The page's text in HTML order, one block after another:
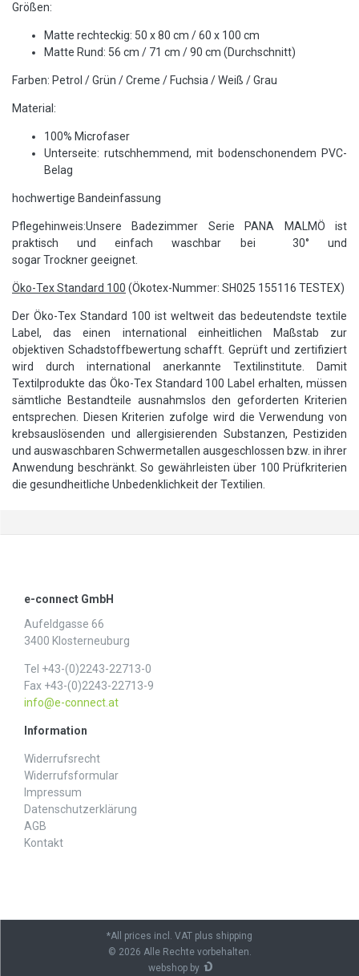
Größen:
Matte rechteckig: 50 x 80 cm / 60 x 100 cm
Matte Rund: 56 cm / 71 cm / 90 cm (Durchschnitt)
Farben: Petrol / Grün / Creme / Fuchsia / Weiß / Grau
Material:
100% Microfaser
Unterseite: rutschhemmend, mit bodenschonendem PVC-
Belag
hochwertige Bandeinfassung
Pflegehinweis:Unsere Badezimmer Serie PANA MALMÖ ist
praktisch und einfach waschbar bei 30° und
sogar Trockner geeignet.
Öko-Tex Standard 100 (Ökotex-Nummer: SH025 155116 TESTEX)
Der Öko-Tex Standard 100 ist weltweit das bedeutendste textile
Label, das einen international einheitlichen Maßstab zur
objektiven Schadstoffbewertung schafft. Geprüft und zertifiziert
wird durch international anerkannte Textilinstitute. Damit
Textilprodukte das Öko-Tex Standard 100 Label erhalten, müssen
sämtliche Bestandteile ausnahmslos den geforderten Kriterien
entsprechen. Diesen Kriterien zufolge wird die Verwendung von
krebsauslösenden und allergisierenden Substanzen, Pestiziden
und auswaschbaren Schwermetallen ausgeschlossen bzw. in ihrer
Anwendung beschränkt. So gewährleisten über 100 Prüfkriterien
die gesundheitliche Unbedenklichkeit der Textilien.
e-connect GmbH
Aufeldgasse 66
3400 Klosterneuburg
Tel +43-(0)2243-22713-0
Fax +43-(0)2243-22713-9
info@e-connect.at
Information
Widerrufs­recht
Widerrufs­formular
Impressum
Daten­schutz­erklärung
AGB
Kontakt
*All prices incl. VAT plus shipping
© 2026 Alle Rechte vorbehalten.
webshop by